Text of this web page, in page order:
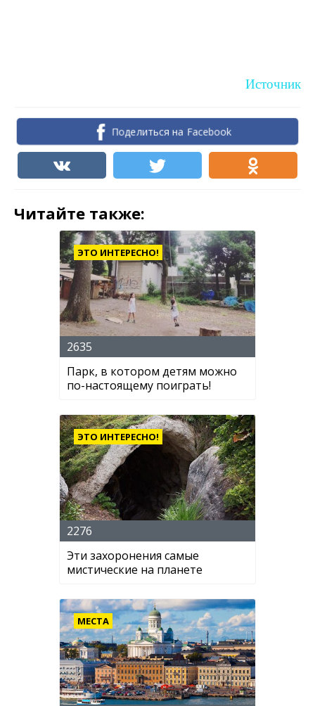
Источник
Поделиться на Facebook
Читайте также:
ЭТО ИНТЕРЕСНО!
2635
Парк, в котором детям можно
по-настоящему поиграть!
ЭТО ИНТЕРЕСНО!
2276
Эти захоронения самые
мистические на планете
МЕСТА